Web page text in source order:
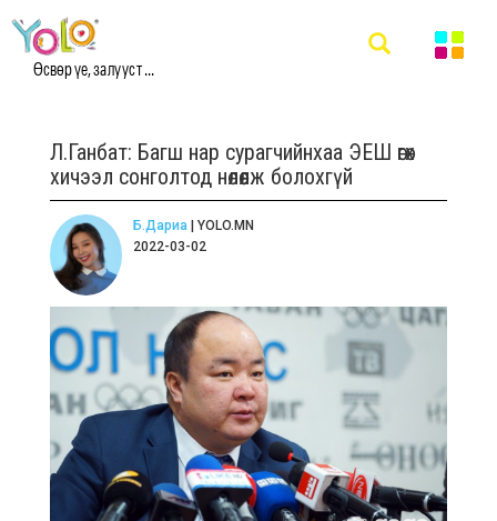
Өсвөр үе, залууст ...
Л.Ганбат: Багш нар сурагчийнхаа ЭЕШ өгөх
хичээл сонголтод нөлөөлж болохгүй
Б.Дариа| YOLO.MN
2022-03-02